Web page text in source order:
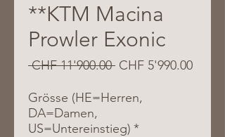
**KTM Macina
Prowler Exonic
CHF 11'900.00 Standardpreis
CHF 5'990.00Sale-
Grösse (HE=Herren,
DA=Damen,
US=Untereinstieg) *